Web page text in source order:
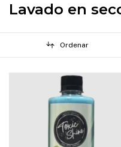
Lavado en
Ordenar